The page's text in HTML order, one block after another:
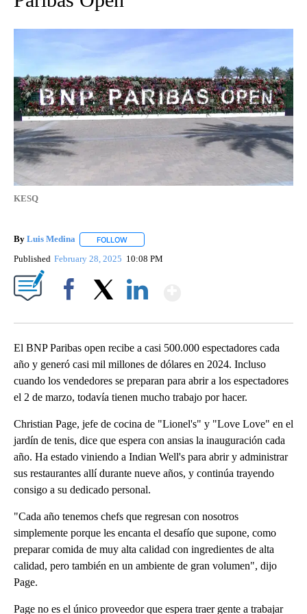
KESQ
By Luis Medina FOLLOW
Published February 28, 2025 10:08 PM
El BNP Paribas open recibe a casi 500.000 espectadores cada
año y generó casi mil millones de dólares en 2024. Incluso
cuando los vendedores se preparan para abrir a los espectadores
el 2 de marzo, todavía tienen mucho trabajo por hacer.
Christian Page, jefe de cocina de "Lionel's" y "Love Love" en el
jardín de tenis, dice que espera con ansias la inauguración cada
año. Ha estado viniendo a Indian Well's para abrir y administrar
sus restaurantes allí durante nueve años, y continúa trayendo
consigo a su dedicado personal.
"Cada año tenemos chefs que regresan con nosotros
simplemente porque les encanta el desafío que supone, como
preparar comida de muy alta calidad con ingredientes de alta
calidad, pero también en un ambiente de gran volumen", dijo
Page.
Page no es el único proveedor que espera traer gente a trabajar